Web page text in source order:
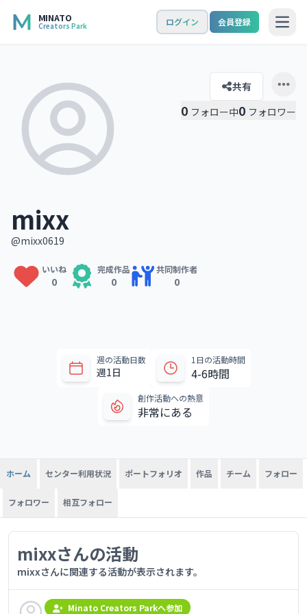
MINATO
Creators Park ログイン 会員登録
mixx
@mixx0619
いいね
0
完成作品
0
共同制作者
0
共有
0 フォロー中0 フォロワー
週の活動日数
週1日
1日の活動時間
4-6時間
創作活動への熱意
非常にある
ホーム センター利用状況 ポートフォリオ 作品 チーム フォロー
フォロワー 相互フォロー
mixxさんの活動
mixxさんに関連する活動が表示されます。
Minato Creators Parkへ参加